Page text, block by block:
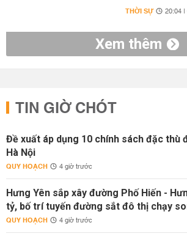
THỜI SỰ 20:04 |
Xem thêm
TIN GIỜ CHÓT
Đề xuất áp dụng 10 chính sách đặc thù
Hà Nội
QUY HOẠCH 4 giờ trước
Hưng Yên sắp xây đường Phố Hiến -
tỷ, bố trí tuyến đường sắt đô thị chạy
QUY HOẠCH 4 giờ trước